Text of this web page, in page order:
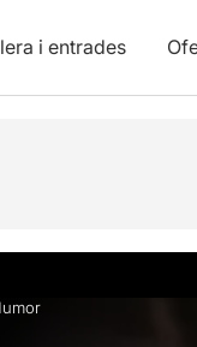
i entrades